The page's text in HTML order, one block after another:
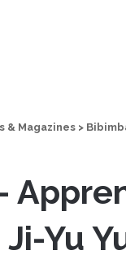
& Magazines >
Yu